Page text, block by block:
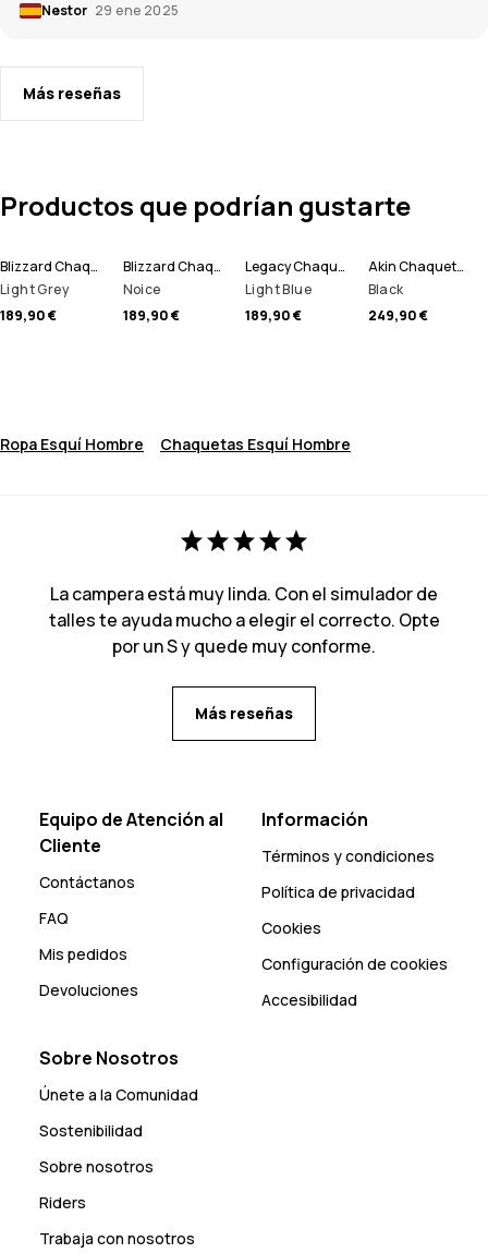
Nestor 29 ene 2025
Más reseñas
Productos que podrían gustarte
Blizzard Chaqueta Esquí Hombre
Light Grey
189,90 €
Blizzard Chaqueta Esquí Hombre
Noice
189,90 €
Legacy Chaqueta Esquí Hombre
Light Blue
189,90 €
Akin Chaqueta Snowboard Hombre
Black
249,90 €
Ropa Esquí Hombre Chaquetas Esquí Hombre
La campera está muy linda. Con el simulador de
talles te ayuda mucho a elegir el correcto. Opte
por un S y quede muy conforme.
Más reseñas
Equipo de Atención al
Cliente
Contáctanos
FAQ
Mis pedidos
Devoluciones
Información
Términos y condiciones
Política de privacidad
Cookies
Configuración de cookies
Accesibilidad
Sobre Nosotros
Únete a la Comunidad
Sostenibilidad
Sobre nosotros
Riders
Trabaja con nosotros